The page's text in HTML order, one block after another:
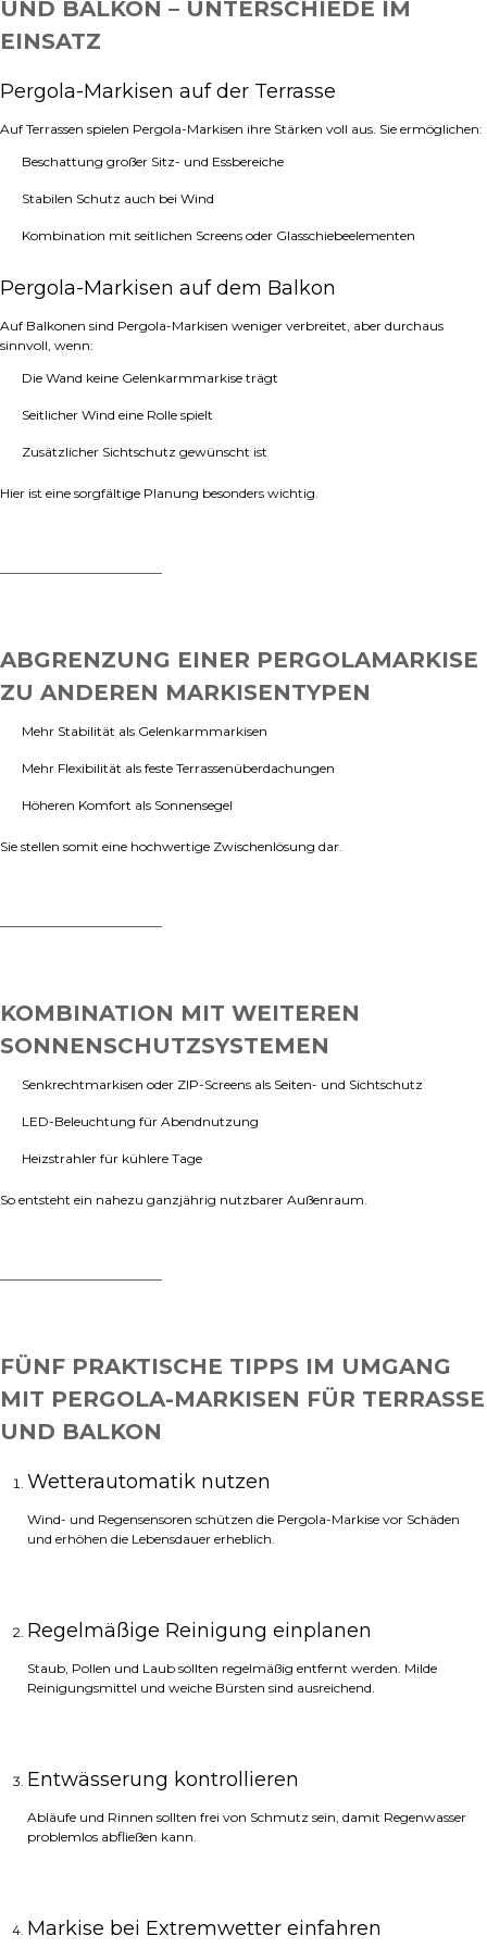
UND BALKON – UNTERSCHIEDE IM
EINSATZ
Pergola-Markisen auf der Terrasse
Auf Terrassen spielen Pergola-Markisen ihre Stärken voll aus. Sie ermöglichen:
Beschattung großer Sitz- und Essbereiche
Stabilen Schutz auch bei Wind
Kombination mit seitlichen Screens oder Glasschiebeelementen
Pergola-Markisen auf dem Balkon
Auf Balkonen sind Pergola-Markisen weniger verbreitet, aber durchaus
sinnvoll, wenn:
Die Wand keine Gelenkarmmarkise trägt
Seitlicher Wind eine Rolle spielt
Zusätzlicher Sichtschutz gewünscht ist
Hier ist eine sorgfältige Planung besonders wichtig.
ABGRENZUNG EINER PERGOLAMARKISE
ZU ANDEREN MARKISENTYPEN
Mehr Stabilität als Gelenkarmmarkisen
Mehr Flexibilität als feste Terrassenüberdachungen
Höheren Komfort als Sonnensegel
Sie stellen somit eine hochwertige Zwischenlösung dar.
KOMBINATION MIT WEITEREN
SONNENSCHUTZSYSTEMEN
Senkrechtmarkisen oder ZIP-Screens als Seiten- und Sichtschutz
LED-Beleuchtung für Abendnutzung
Heizstrahler für kühlere Tage
So entsteht ein nahezu ganzjährig nutzbarer Außenraum.
FÜNF PRAKTISCHE TIPPS IM UMGANG
MIT PERGOLA-MARKISEN FÜR TERRASSE
UND BALKON
Wetterautomatik nutzen
Wind- und Regensensoren schützen die Pergola-Markise vor Schäden
und erhöhen die Lebensdauer erheblich.
Regelmäßige Reinigung einplanen
Staub, Pollen und Laub sollten regelmäßig entfernt werden. Milde
Reinigungsmittel und weiche Bürsten sind ausreichend.
Entwässerung kontrollieren
Abläufe und Rinnen sollten frei von Schmutz sein, damit Regenwasser
problemlos abfließen kann.
Markise bei Extremwetter einfahren